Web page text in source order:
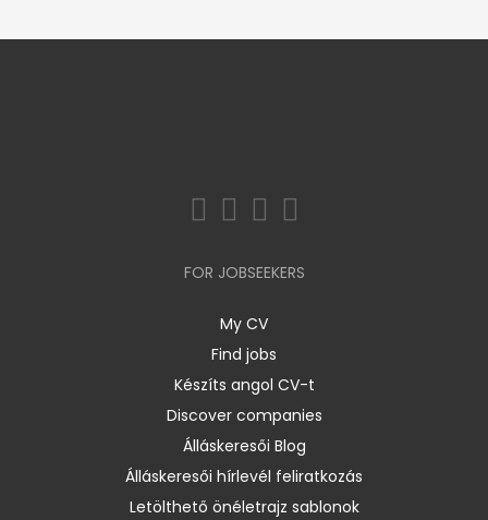
FOR JOBSEEKERS
My CV
Find jobs
Készíts angol CV-t
Discover companies
Álláskeresői Blog
Álláskeresői hírlevél feliratkozás
Letölthető önéletrajz sablonok